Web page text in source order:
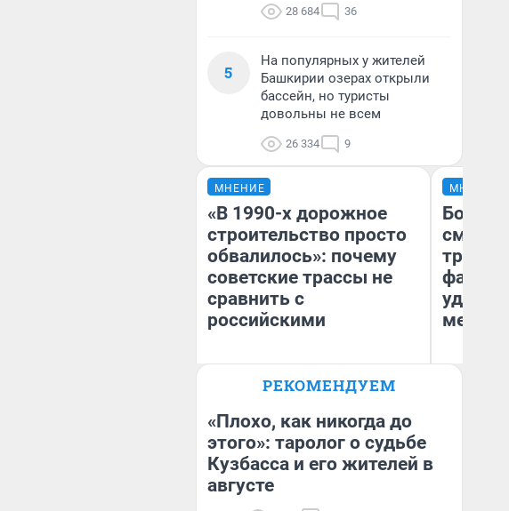
28 684 36
5
На популярных у жителей
Башкирии озерах открыли
бассейн, но туристы
довольны не всем
26 334 9
МНЕНИЕ
«В 1990-х дорожное
строительство просто
обвалилось»: почему
советские трассы не
сравнить с
российскими
Блогер, предприниматель,
бизнесе
МНЕНИЕ
месте
РЕКОМЕНДУЕМ
«Плохо, как никогда до
этого»: таролог о судьбе
Кузбасса и его жителей в
августе